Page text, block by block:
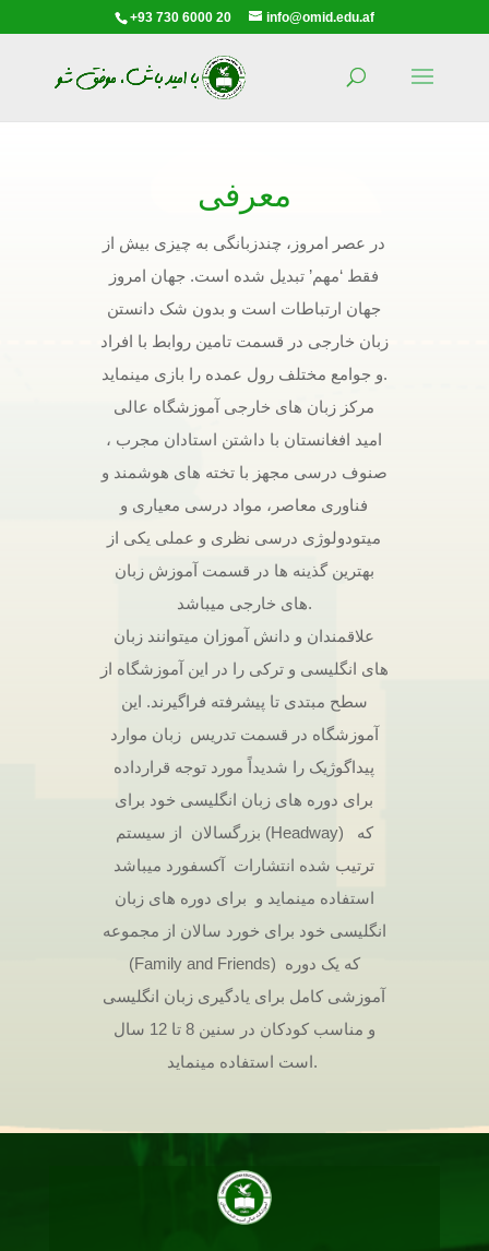
+93 730 6000 20 info@omid.edu.af
معرفی
در عصر امروز، چندزبانگی به چیزی بیش از
فقط ‘مهم’ تبدیل شده است. جهان امروز
جهان ارتباطات است و بدون شک دانستن
زبان خارجی در قسمت تامین روابط با افراد
و جوامع مختلف رول عمده را بازی مینماید.
مرکز زبان های خارجی آموزشگاه عالی
امید افغانستان با داشتن استادان مجرب ،
صنوف درسی مجهز با تخته های هوشمند و
فناوری معاصر، مواد درسی معیاری و
میتودولوژی درسی نظری و عملی یکی از
بهترین گذینه ها در قسمت آموزش زبان
های خارجی میباشد.
علاقمندان و دانش آموزان میتوانند زبان
های انگلیسی و ترکی را در این آموزشگاه از
سطح مبتدی تا پیشرفته فراگیرند. این
آموزشگاه در قسمت تدریس زبان موارد
پیداگوژیک را شدیداً مورد توجه قرارداده
برای دوره های زبان انگلیسی خود برای
بزرگسالان از سیستم (Headway) که
ترتیب شده انتشارات آکسفورد میباشد
استفاده مینماید و برای دوره های زبان
انگلیسی خود برای خورد سالان از مجموعه
(Family and Friends) که یک دوره
آموزشی کامل برای یادگیری زبان انگلیسی
و مناسب کودکان در سنین 8 تا 12 سال
است استفاده مینماید.